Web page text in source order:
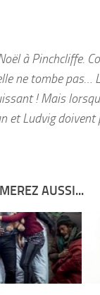
à Pinchcliffe.
ne tombe pas…
! Mais
et Ludvig
AUSSI...